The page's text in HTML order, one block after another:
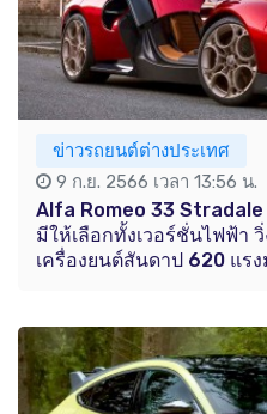
ข่าวรถยนต์ต่างประเทศ
9 ก.ย. 2566 เวลา 13:56 น.
Alfa Romeo 33 Stradale
มีให้เลือกทั้งเวอร์ชั่นไฟฟ้า
เครื่องยนต์สันดาป 620 แรง